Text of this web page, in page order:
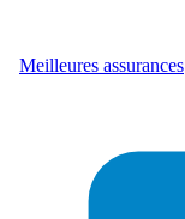
Meilleures assurances